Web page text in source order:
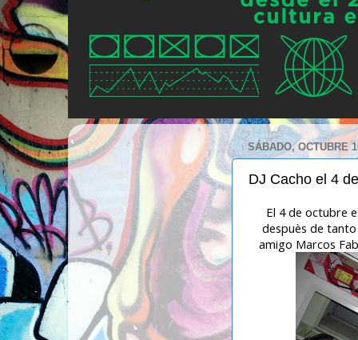
SÁBADO, OCTUBRE
DJ Cacho el 4
El 4 de octubre
despuès de
amigo Marcos